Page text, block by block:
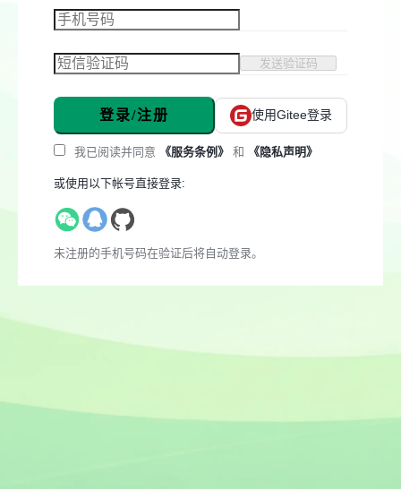
发送验证码
登录/注册 使用Gitee登录
我已阅读并同意 《服务条例》 和 《隐私声明》
或使用以下帐号直接登录:
未注册的手机号码在验证后将自动登录。